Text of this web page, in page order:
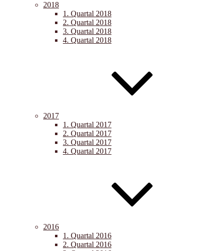
2018
1. Quartal 2018
2. Quartal 2018
3. Quartal 2018
4. Quartal 2018
2017
1. Quartal 2017
2. Quartal 2017
3. Quartal 2017
4. Quartal 2017
2016
1. Quartal 2016
2. Quartal 2016